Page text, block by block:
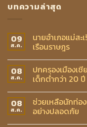
บทความล่าสุด
09
ส.ค.
นายอำเภอแม่ส
เรือนราษฎร
08
ส.ค.
ปกครองเมืองเ
เด็กต่ำกว่า 20
08
ส.ค.
ช่วยเหลือนักท่อ
อย่างปลอดภัย